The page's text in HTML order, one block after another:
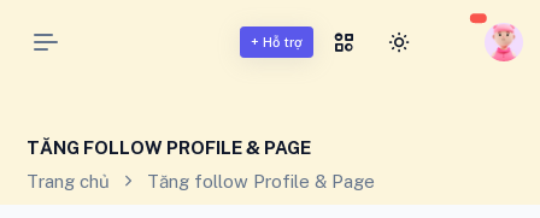
+ Hỗ trợ
TĂNG FOLLOW PROFILE & PAGE
Trang chủ
Tăng follow Profile & Page